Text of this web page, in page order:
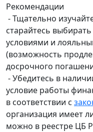
Рекомендации
- Тщательно
старайтесь
условиями и
(возможность
досрочного
- Убедитесь в
условие работы
в соответствии с
организация имеет
можно в реестре ЦБ